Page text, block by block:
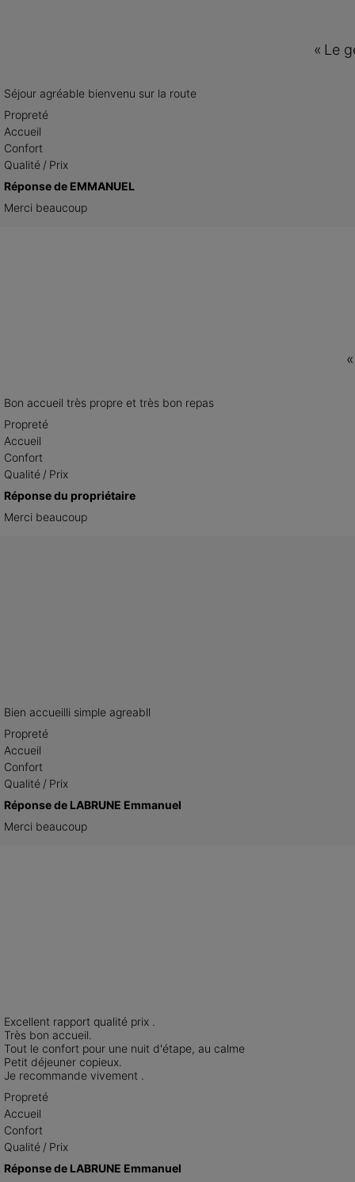
« Le
Séjour agréable bienvenu sur la route
Propreté
Accueil
Confort
Qualité / Prix
Réponse de EMMANUEL
Merci beaucoup
«
Bon accueil très propre et très bon repas
Propreté
Accueil
Confort
Qualité / Prix
Réponse du propriétaire
Merci beaucoup
Bien accueilli simple agreabll
Propreté
Accueil
Confort
Qualité / Prix
Réponse de LABRUNE Emmanuel
Merci beaucoup
Excellent rapport qualité prix .
Très bon accueil.
Tout le confort pour une nuit d'étape, au calme
Petit déjeuner copieux.
Je recommande vivement .
Propreté
Accueil
Confort
Qualité / Prix
Réponse de LABRUNE Emmanuel